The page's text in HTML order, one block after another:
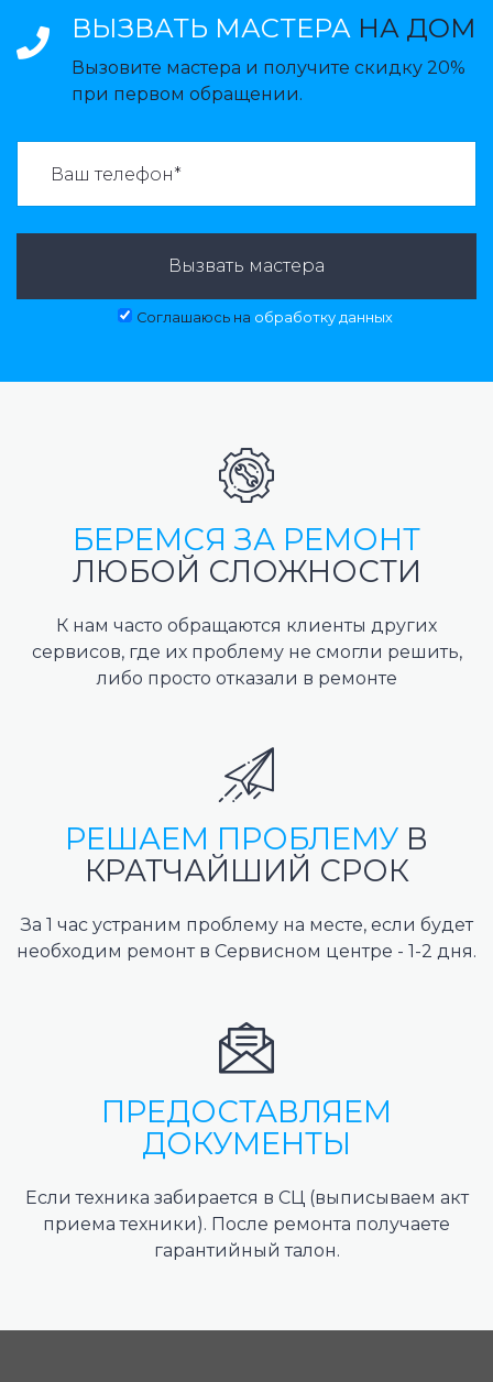
ВЫЗВАТЬ МАСТЕРА НА ДОМ
Вызовите мастера и получите скидку 20%
при первом обращении.
Вызвать мастера
Соглашаюсь на обработку данных
БЕРЕМСЯ ЗА РЕМОНТ
ЛЮБОЙ СЛОЖНОСТИ
К нам часто обращаются клиенты других
сервисов, где их проблему не смогли решить,
либо просто отказали в ремонте
РЕШАЕМ ПРОБЛЕМУ В
КРАТЧАЙШИЙ СРОК
За 1 час устраним проблему на месте, если будет
необходим ремонт в Сервисном центре - 1-2 дня.
ПРЕДОСТАВЛЯЕМ
ДОКУМЕНТЫ
Если техника забирается в СЦ (выписываем акт
приема техники). После ремонта получаете
гарантийный талон.